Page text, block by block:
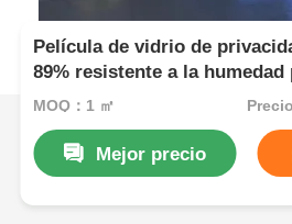
Película de vidrio de
89% resistente a la humedad
residenciales
MOQ：1 ㎡
Mejor precio